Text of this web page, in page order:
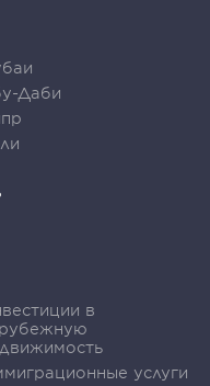
Даби
в
услуги